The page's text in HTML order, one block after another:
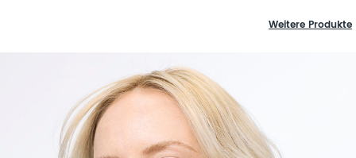
Weitere Produkte